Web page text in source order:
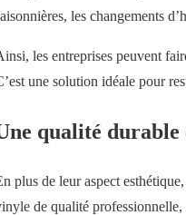
les changements
les entreprises peuvent
une solution idéale pour
qualité durable
plus de leur aspect
de qualité professionnelle,